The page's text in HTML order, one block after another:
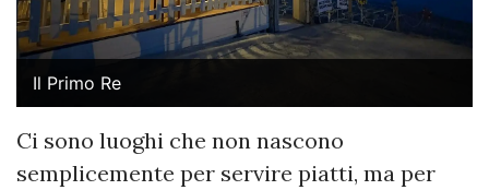
Il Primo Re
Ci sono luoghi che non nascono
semplicemente per servire piatti, ma per